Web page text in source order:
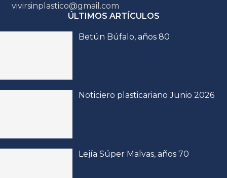
vivirsinplastico@gmail.com
ÚLTIMOS ARTÍCULOS
Betún Búfalo, años 80
Noticiero plasticariano Junio 2026
Lejía Súper Malvas, años 70